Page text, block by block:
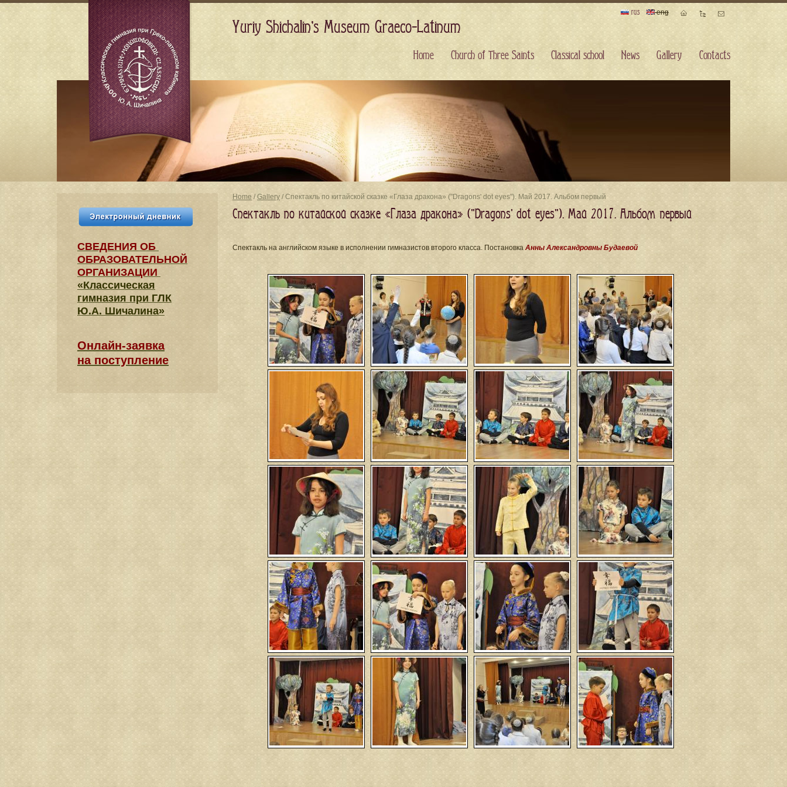
Home /Gallery / Спектакль по китайской сказке «Глаза дракона» ("Dragons' dot eyes"). Май 2017. Альбом первый
Спектакль по китайской сказке «Глаза дракона» ("Dragons' dot eyes"). Май 2017. Альбом первый
Cпектакль на английском языке в исполнении гимназистов второго класса. Постановка Анны Александровны Будаевой
СВЕДЕНИЯ​ ОБ
ОБРАЗОВАТЕЛЬНОЙ
ОРГАНИЗАЦИИ
«Классическая
гимназия при ГЛК
Ю.А. Шичалина»
Онлайн-заявка
на поступление
Yuriy Shichalin's Museum Graeco-Latinum
rus eng
Home Church of Three Saints Сlassical school News Gallery Contacts